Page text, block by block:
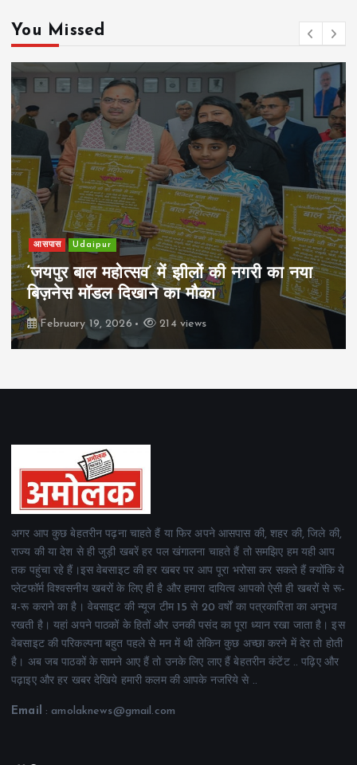
You Missed
आसपास Udaipur
‘जयपुर बाल महोत्सव’ में झीलों की नगरी का नया
बिज़नेस मॉडल दिखाने का मौका
February 19, 2026 214 views
अगर आप कुछ बेहतरीन पढ़ना चाहते हैं या फिर अपने आसपास की, शहर की, जिले की,
राज्य की या देश से ही जुड़ी खबरें हर पल खंगालना चाहते हैं तो समझिए हम यही आप
तक पहुंचा रहे हैं।इस वेबसाइट की हर खबर पर आप पूरा भरोसा कर सकते हैं क्योंकि ये
प्लेटफॉर्म विश्वसनीय खबरों के लिए ही है और हमारा दायित्व आपको ऐसी ही खबरों से रू-
ब-रू कराने का है। वेबसाइट की न्यूज टीम 15 से 20 वर्षों का पत्रकारिता का अनुभव
रखती है। यहां अपने पाठकों के हितों और उनकी पसंद का पूरा ध्यान रखा जाता है। इस
वेबसाइट की परिकल्पना बहुत पहले से मन में थी लेकिन कुछ अच्छा करने में देर तो होती
है। अब जब पाठकों के सामने आए हैं तो उनके लिए लाए हैं बेहतरीन कंटेंट .. पढ़िए और
पढ़ाइए और हर खबर देखिये हमारी कलम की आपके नजरिये से ..
Email : amolaknews@gmail.com